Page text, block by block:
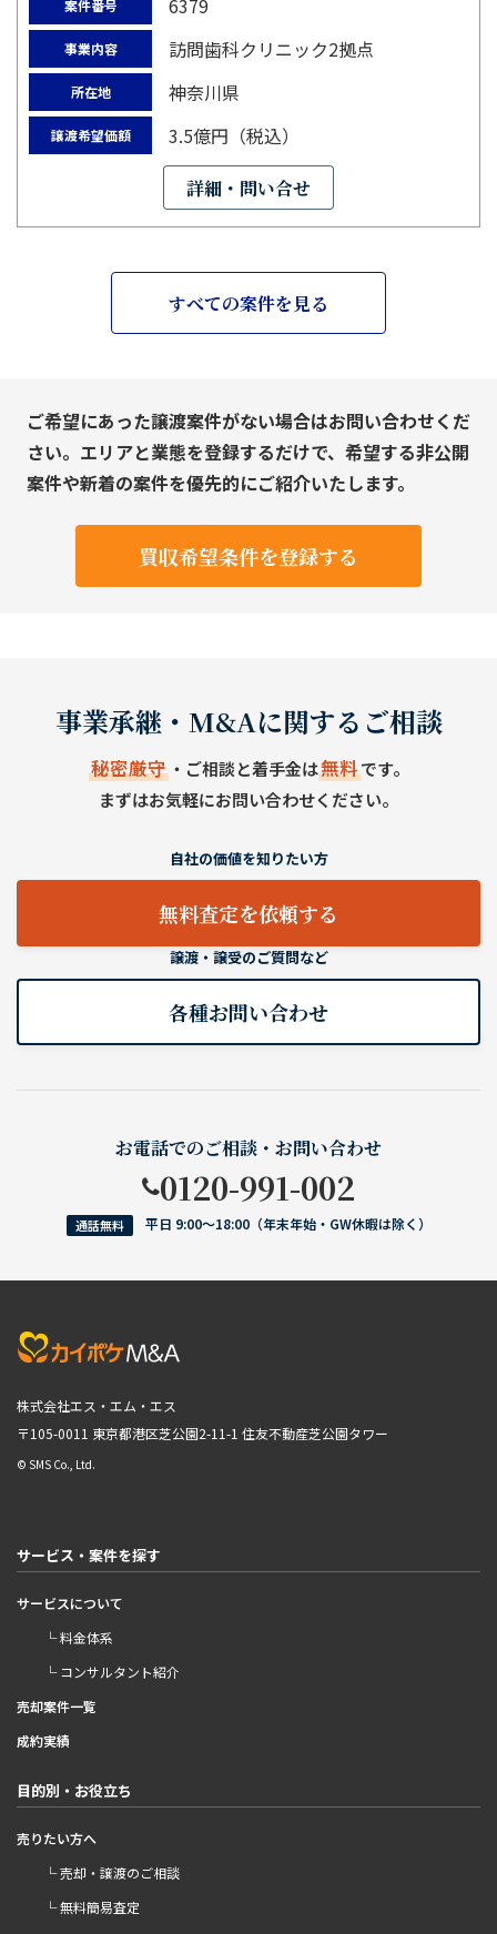
案件番号 6379
事業内容 訪問歯科クリニック2拠点
所在地 神奈川県
譲渡希望価額 3.5億円（税込）
詳細・問い合せ
すべての案件を見る
ご希望にあった譲渡案件がない場合はお問い合わせくだ
さい。エリアと業態を登録するだけで、希望する非公開
案件や新着の案件を優先的にご紹介いたします。
買収希望条件を登録する
事業承継・M&Aに関するご相談
秘密厳守・ご相談と着手金は無料です。
まずはお気軽にお問い合わせください。
自社の価値を知りたい方
無料査定を依頼する
譲渡・譲受のご質問など
各種お問い合わせ
お電話でのご相談・お問い合わせ
0120-991-002
通話無料 平日 9:00〜18:00（年末年始・GW休暇は除く）
株式会社エス・エム・エス
〒105-0011 東京都港区芝公園2-11-1 住友不動産芝公園タワー
© SMS Co., Ltd.
サービス・案件を探す
サービスについて
└ 料金体系
└ コンサルタント紹介
売却案件一覧
成約実績
目的別・お役立ち
売りたい方へ
└ 売却・譲渡のご相談
└ 無料簡易査定